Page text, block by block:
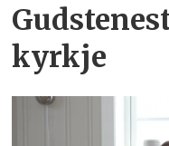
kyrkje